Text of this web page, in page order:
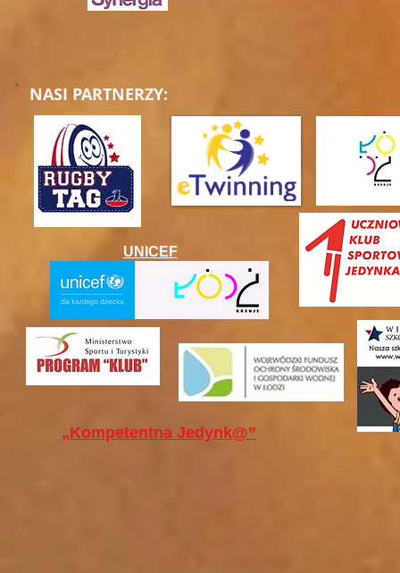
NASI PARTNERZY:
UNICEF
„Kompetentna Jedynk@”